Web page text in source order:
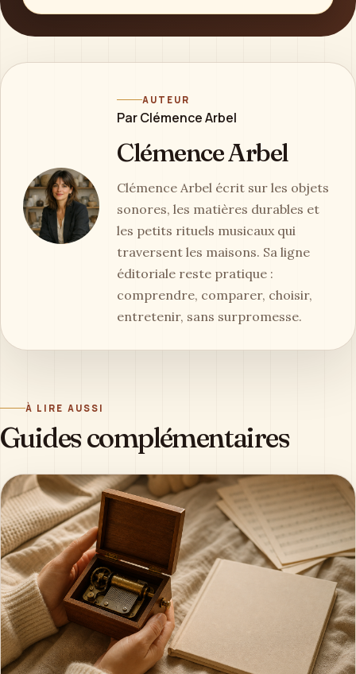
AUTEUR
Par Clémence Arbel
Clémence Arbel
Clémence Arbel écrit sur les objets
sonores, les matières durables et
les petits rituels musicaux qui
traversent les maisons. Sa ligne
éditoriale reste pratique :
comprendre, comparer, choisir,
entretenir, sans surpromesse.
À LIRE AUSSI
Guides complémentaires